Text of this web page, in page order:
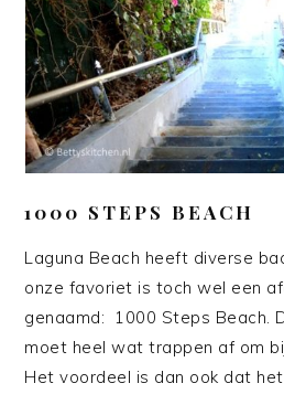
1000 STEPS BEACH
Laguna Beach heeft diverse
onze favoriet is toch wel een
genaamd: 1000 Steps Beach.
moet heel wat trappen af om
Het voordeel is dan ook dat